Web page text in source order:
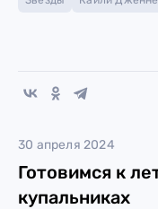
30 апреля 2024
Готовимся к
купальниках